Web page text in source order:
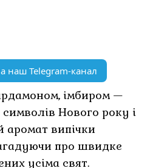
наш Telegram-канал
імбиром —
Нового року і
аромат випічки
про швидке
усіма свят.